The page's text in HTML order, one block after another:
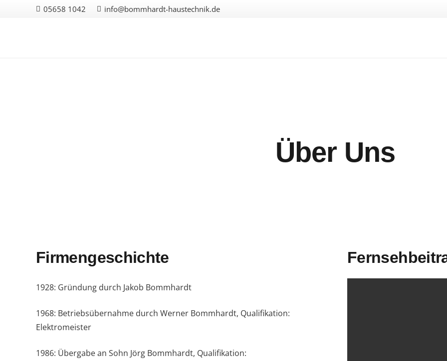
05658 1042 info@bommhardt-haustechnik.de
Über Uns
Firmengeschichte
1928: Gründung durch Jakob Bommhardt
1968: Betriebsübernahme durch Werner Bommhardt, Qualifikation:
Elektromeister
1986: Übergabe an Sohn Jörg Bommhardt, Qualifikation: